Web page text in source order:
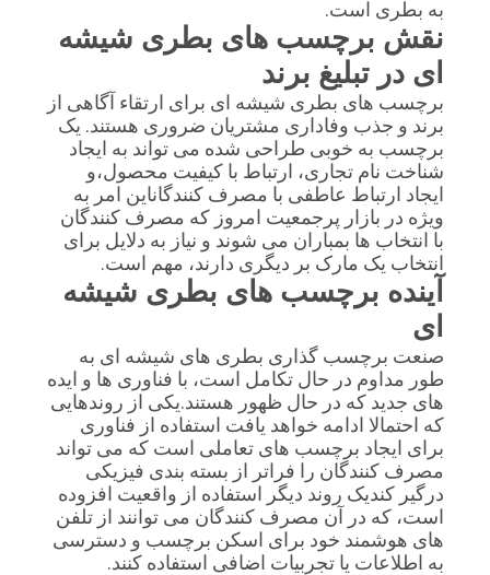
به بطری است.
نقش برچسب های بطری شیشه
ای در تبلیغ برند
برچسب های بطری شیشه ای برای ارتقاء آگاهی از
برند و جذب وفاداری مشتریان ضروری هستند. یک
برچسب به خوبی طراحی شده می تواند به ایجاد
شناخت نام تجاری، ارتباط با کیفیت محصول،و
ایجاد ارتباط عاطفی با مصرف کنندگاناین امر به
ویژه در بازار پرجمعیت امروز که مصرف کنندگان
با انتخاب ها بمباران می شوند و نیاز به دلایل برای
انتخاب یک مارک بر دیگری دارند، مهم است.
آینده برچسب های بطری شیشه
ای
صنعت برچسب گذاری بطری های شیشه ای به
طور مداوم در حال تکامل است، با فناوری ها و ایده
های جدید که در حال ظهور هستند.یکی از روندهایی
که احتمالا ادامه خواهد یافت استفاده از فناوری
برای ایجاد برچسب های تعاملی است که می تواند
مصرف کنندگان را فراتر از بسته بندی فیزیکی
درگیر کندیک روند دیگر استفاده از واقعیت افزوده
است، که در آن مصرف کنندگان می توانند از تلفن
های هوشمند خود برای اسکن برچسب و دسترسی
به اطلاعات یا تجربیات اضافی استفاده کنند.